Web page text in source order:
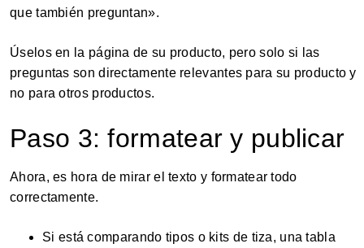
que también preguntan».
Úselos en la página de su producto, pero solo si las
preguntas son directamente relevantes para su producto y
no para otros productos.
Paso 3: formatear y publicar
Ahora, es hora de mirar el texto y formatear todo
correctamente.
Si está comparando tipos o kits de tiza, una tabla